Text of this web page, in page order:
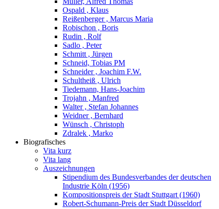
Ospald , Klaus
Reißenberger , Marcus Maria
Robischon , Boris
Rudin , Rolf
Sadlo , Peter
Schmitt , Jürgen
Schneid, Tobias PM
Schneider , Joachim F.W.
Schultheiß , Ulrich
Tiedemann, Hans-Joachim
Trojahn , Manfred
Walter , Stefan Johannes
Weidner , Bernhard
Wünsch , Christoph
Zdralek , Marko
Biografisches
Vita kurz
Vita lang
Auszeichnungen
Stipendium des Bundesverbandes der deutschen
Industrie Köln (1956)
Kompositionspreis der Stadt Stuttgart (1960)
Robert-Schumann-Preis der Stadt Düsseldorf